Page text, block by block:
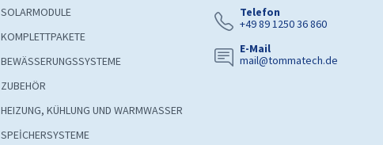
SOLARMODULE
KOMPLETTPAKETE
BEWÄSSERUNGSSYSTEME
ZUBEHÖR
HEIZUNG, KÜHLUNG UND WARMWASSER
SPEİCHERSYSTEME
Telefon
+49 89 1250 36 860
E-Mail
mail@tommatech.de